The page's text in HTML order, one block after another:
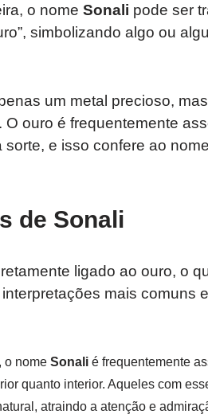
o nome Sonali pode ser
simbolizando algo ou
um metal precioso,
ouro é frequentemente
e isso confere ao nome
de Sonali
ligado ao ouro, o
mais comuns
o nome Sonalié frequentemente
quanto interior. Aqueles com
atraindo a atenção e